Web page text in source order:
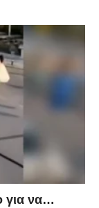
για να…